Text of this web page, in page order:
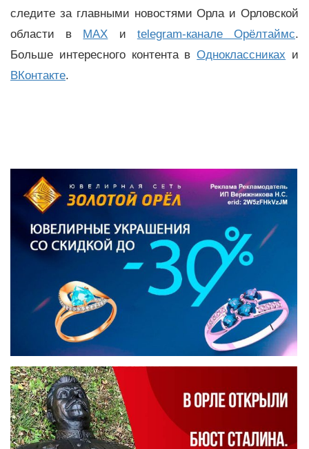
следите за главными новостями Орла и Орловской
области в MAX и telegram-канале Орёлтаймс.
Больше интересного контента вОдноклассниках и
ВКонтакте.